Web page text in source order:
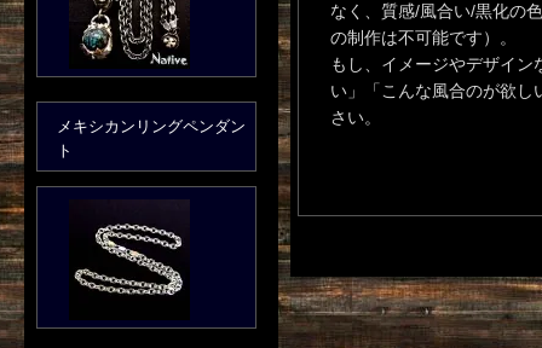
なく、質感/風合い/黒化の
の制作は不可能です）。
もし、イメージやデザイ
い」「こんな風合のが欲
さい。
メキシカンリングペンダン
ト